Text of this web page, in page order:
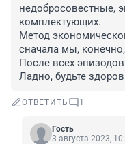
недобросовестные,
комплектующих.
Метод
сначала мы,
После всех
Ладно, будьте
ОТВЕТИТЬ 1
Гость
3 августа 2023,